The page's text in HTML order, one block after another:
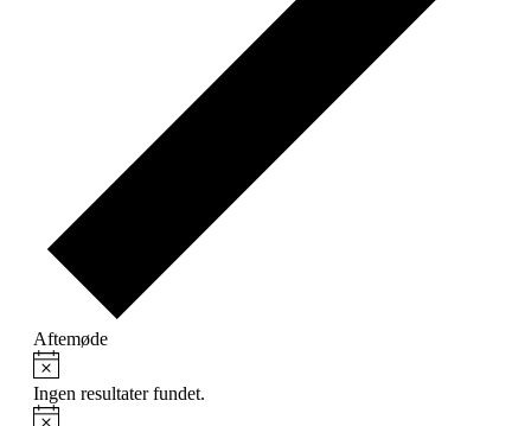
Aftemøde
Begivenheder
Notice
Ingen resultater fundet.
Notice